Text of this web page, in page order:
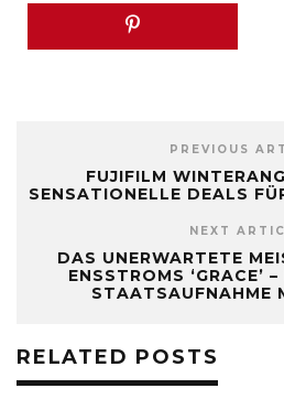
PREVIOUS
FUJIFILM
SENSATIONELLE DEALS
NEXT
DAS UNERWARTETE
ENSSTROMS ‘GRACE’
STAATSAUFNAHME
RELATED POSTS